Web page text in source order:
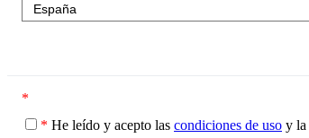
*
* He leído y acepto las condiciones de uso y la